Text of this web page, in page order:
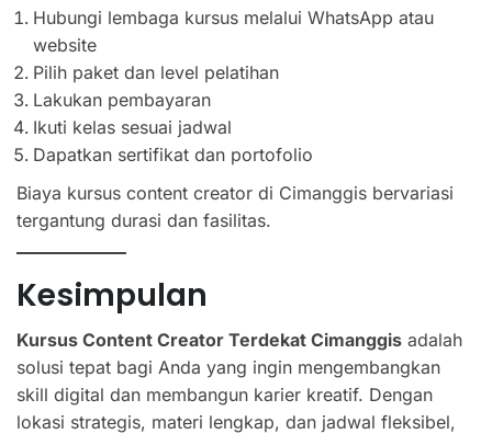
Hubungi lembaga kursus melalui WhatsApp atau
website
Pilih paket dan level pelatihan
Lakukan pembayaran
Ikuti kelas sesuai jadwal
Dapatkan sertifikat dan portofolio
Biaya kursus content creator di Cimanggis bervariasi
tergantung durasi dan fasilitas.
Kesimpulan
Kursus Content Creator Terdekat Cimanggis adalah
solusi tepat bagi Anda yang ingin mengembangkan
skill digital dan membangun karier kreatif. Dengan
lokasi strategis, materi lengkap, dan jadwal fleksibel,